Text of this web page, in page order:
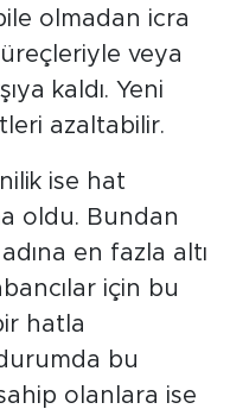
olmadan icra
veya
kaldı. Yeni
azaltabilir.
ise hat
oldu. Bundan
en fazla altı
için bu
hatla
durumda bu
olanlara ise